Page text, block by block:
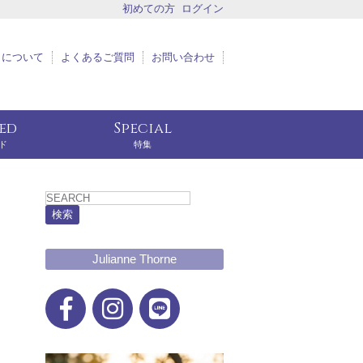
初めての方 ログイン
ついて よくあるご質問 お問い合わせ
Special
特集
検索
Julianne Thorne